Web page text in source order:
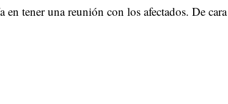
tener una reunión con los afectados. De cara